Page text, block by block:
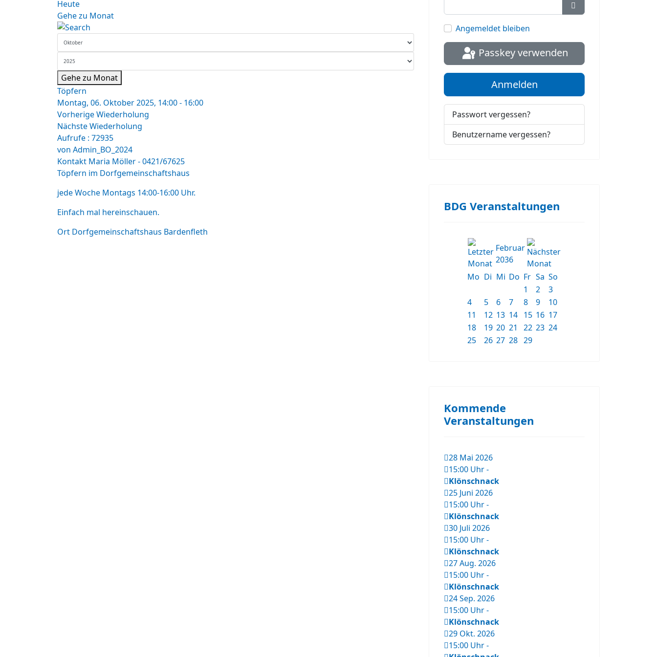
Heute
Gehe zu Monat
Gehe zu Monat
Töpfern
Montag, 06. Oktober 2025, 14:00 - 16:00
Vorherige Wiederholung
Nächste Wiederholung
Aufrufe : 72935
von Admin_BO_2024
Kontakt Maria Möller - 0421/67625
Töpfern im Dorfgemeinschaftshaus
jede Woche Montags 14:00-16:00 Uhr.
Einfach mal hereinschauen.
Ort Dorfgemeinschaftshaus Bardenfleth
Passwort anzeigen
Angemeldet bleiben
Passkey verwenden
Anmelden
Passwort vergessen?
Benutzername vergessen?
BDG Veranstaltungen
Februar
2036
Mo Di Mi Do Fr Sa So
1
2
3
4
5 6 7 8 9
10
11
12 13 14 15 16 17
18
19 20 21 22 23 24
25
26 27 28 29
Kommende
Veranstaltungen
28 Mai 2026
15:00 Uhr-
Klönschnack
25 Juni 2026
15:00 Uhr-
Klönschnack
30 Juli 2026
15:00 Uhr-
Klönschnack
27 Aug. 2026
15:00 Uhr-
Klönschnack
24 Sep. 2026
15:00 Uhr-
Klönschnack
29 Okt. 2026
15:00 Uhr-